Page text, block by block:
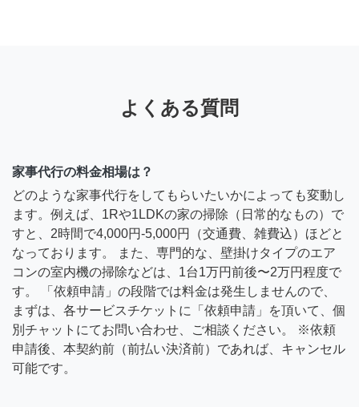
よくある質問
家事代行の料金相場は？
どのような家事代行をしてもらいたいかによっても変動し
ます。例えば、1Rや1LDKの家の掃除（日常的なもの）で
すと、2時間で4,000円-5,000円（交通費、雑費込）ほどと
なっております。 また、専門的な、壁掛けタイプのエア
コンの室内機の掃除などは、1台1万円前後〜2万円程度で
す。 「依頼申請」の段階では料金は発生しませんので、
まずは、各サービスチケットに「依頼申請」を頂いて、個
別チャットにてお問い合わせ、ご相談ください。 ※依頼
申請後、本契約前（前払い決済前）であれば、キャンセル
可能です。